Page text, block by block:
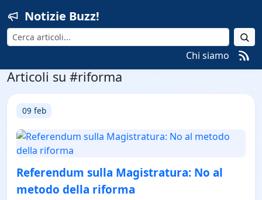
Notizie Buzz!
Cerca
Chi siamo
Articoli su #riforma
09 feb
Referendum sulla Magistratura: No al
metodo della riforma